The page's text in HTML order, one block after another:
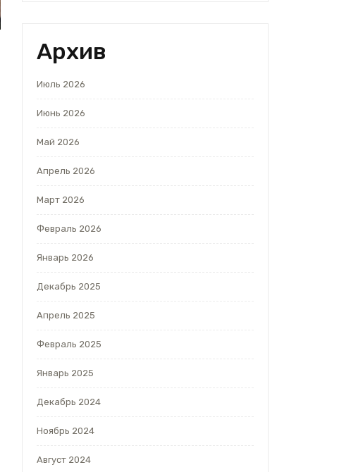
Архив
Июль 2026
Июнь 2026
Май 2026
Апрель 2026
Март 2026
Февраль 2026
Январь 2026
Декабрь 2025
Апрель 2025
Февраль 2025
Январь 2025
Декабрь 2024
Ноябрь 2024
Август 2024